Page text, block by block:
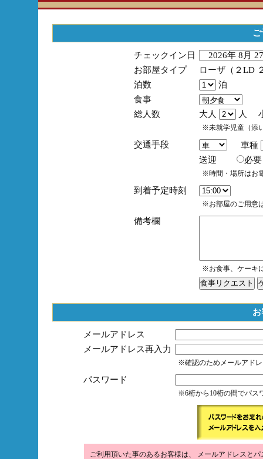
チェックイン日
2026年 8月
お部屋タイプ
ローザ（２LD
泊数
泊
食事
総人数
大人 人
※未就学児童（添
交通手段
車種
送迎
※時間・場所はお
到着予定時刻
※お部屋のご用意
備考欄
※お食事、ケーキ
メールアドレス
メールアドレス再入力
※確認のためメールアド
パスワード
※6桁から10桁の間でパス
ご利用頂いた事のあるお客様は、 メールアドレスと